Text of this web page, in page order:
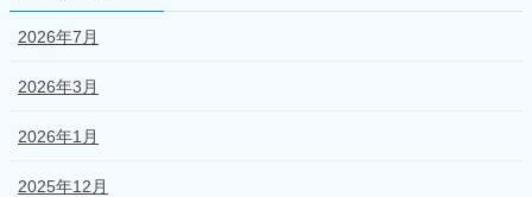
2026年7月
2026年3月
2026年1月
2025年12月